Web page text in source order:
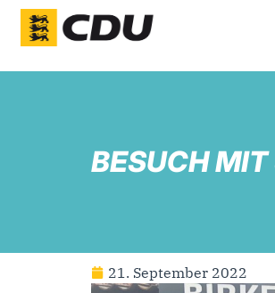
BESUCH
21. September 2022